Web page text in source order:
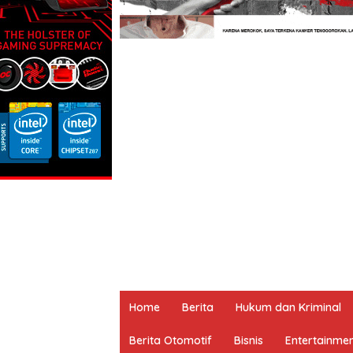
Home Berita Hukum dan Kriminal
Berita Otomotif Bisnis